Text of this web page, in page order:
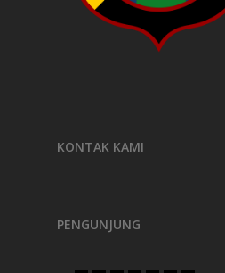
KONTAK KAMI
PENGUNJUNG